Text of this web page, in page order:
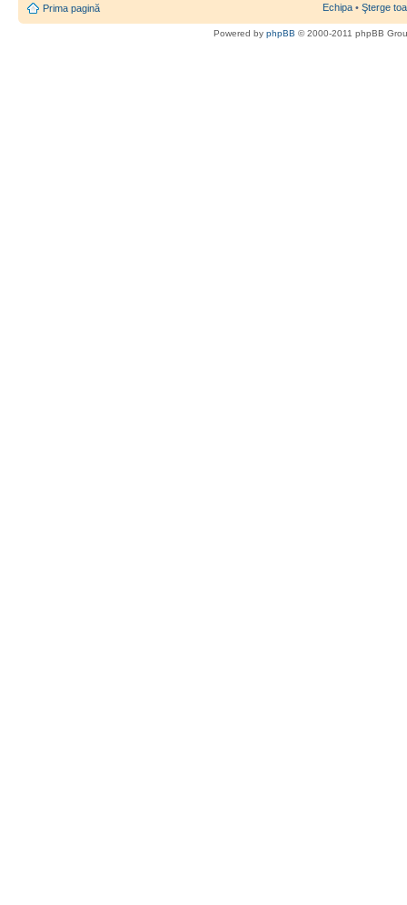
Prima pagină Echipa • Şterge
Powered by phpBB © 2000-2011 phpBB